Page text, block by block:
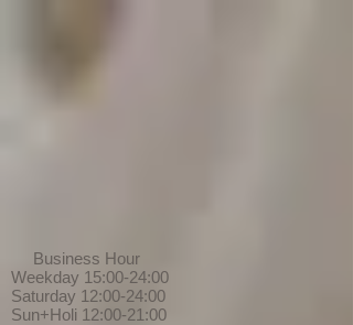
Business Hour
Weekday 15:00-24:00
Saturday 12:00-24:00
Sun+Holi 12:00-21:00